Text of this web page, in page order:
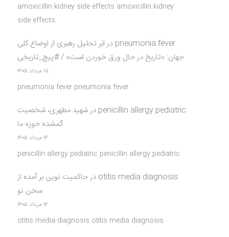
amoxicillin kidney side effects amoxicillin kidney
side effects
pneumonia fever درابَر تحلیل رهبری از اوضاع کلی
جهان: «تاریخ در حال ورق خوردن است» / #پیچ_تاریخی
۱۵ مرداد ۱۴۰۵
pneumonia fever pneumonia fever
penicillin allergy pediatric درشهید مطهری، شخصیت
گمشده حوزه ما
۱۴ مرداد ۱۴۰۵
penicillin allergy pediatric penicillin allergy pediatric
otitis media diagnosis درحاکمیت نوین بر آمده از
سخن نو
۱۴ مرداد ۱۴۰۵
otitis media diagnosis otitis media diagnosis